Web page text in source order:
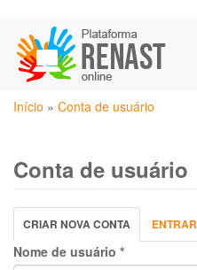
para
conteúdo
principal
Você
Início » Conta de usuário
Conta de usuário
Abas
primárias
CRIAR NOVA CONTA (ABA
ATIVA)
ENTRAR
Nome de usuário *